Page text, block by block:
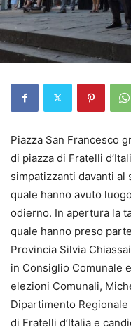
Piazza San Francesco
di piazza di Fratelli
simpatizzanti davanti al
quale hanno avuto
odierno. In apertura la
quale hanno preso
Provincia Silvia
in Consiglio Comunale
elezioni Comunali,
Dipartimento
di Fratelli d’Italia e